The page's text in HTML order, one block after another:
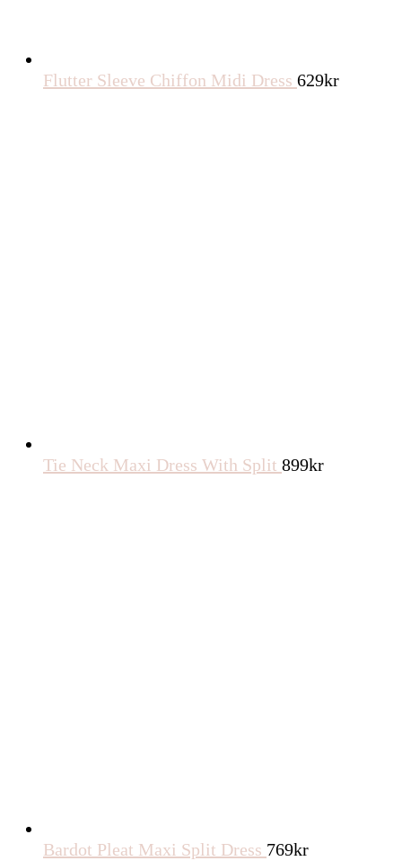
Flutter Sleeve Chiffon Midi Dress 629kr
Tie Neck Maxi Dress With Split 899kr
Bardot Pleat Maxi Split Dress 769kr